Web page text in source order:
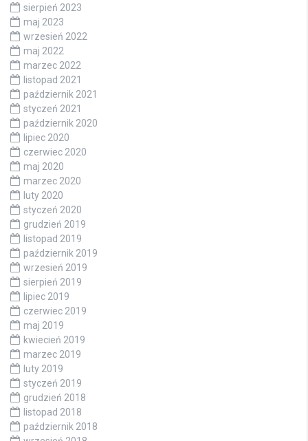
sierpień 2023
maj 2023
wrzesień 2022
maj 2022
marzec 2022
listopad 2021
październik 2021
styczeń 2021
październik 2020
lipiec 2020
czerwiec 2020
maj 2020
marzec 2020
luty 2020
styczeń 2020
grudzień 2019
listopad 2019
październik 2019
wrzesień 2019
sierpień 2019
lipiec 2019
czerwiec 2019
maj 2019
kwiecień 2019
marzec 2019
luty 2019
styczeń 2019
grudzień 2018
listopad 2018
październik 2018